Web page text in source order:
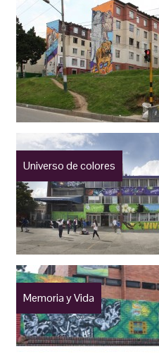
Universo de colores
Memoria y Vida